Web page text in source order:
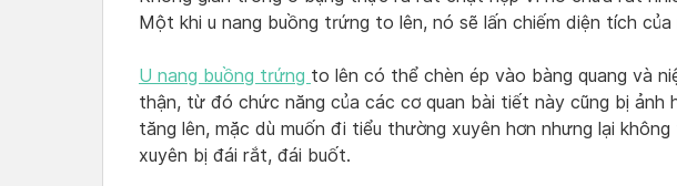
Một khi u nang buồng trứng to lên, nó sẽ lấn chiếm diện tích của
U nang buồng trứng to lên có thể chèn ép vào bàng quang và
thận, từ đó chức năng của các cơ quan bài tiết này cũng bị ảnh
tăng lên, mặc dù muốn đi tiểu thường xuyên hơn nhưng lại
xuyên bị đái rắt, đái buốt.